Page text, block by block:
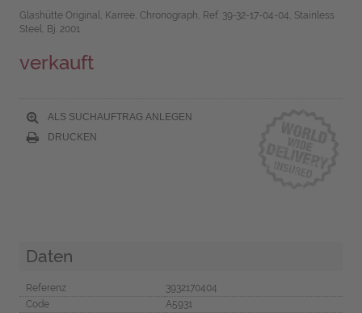
Glashütte Original, Karree, Chronograph, Ref. 39-32-17-04-04, Stainless
Steel, Bj. 2001
verkauft
ALS SUCHAUFTRAG ANLEGEN
DRUCKEN
Daten
Referenz
3932170404
Code
A5931